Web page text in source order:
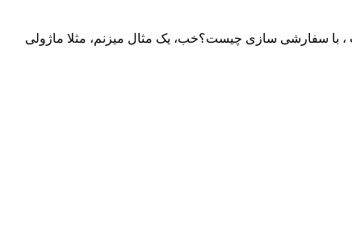
، با سفارشی سازی چیست؟خب، یک مثال میزنم، مثلا ماژولی